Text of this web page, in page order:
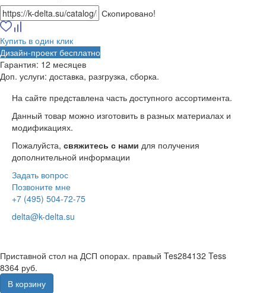
Скопировано!
Купить в один клик
Дизайн-проект бесплатно
Гарантия: 12 месяцев
Доп. услуги: доставка, разгрузка, сборка.
На сайте представлена часть доступного ассортимента.
Данный товар можно изготовить в разных материалах и
модификациях.
Пожалуйста, свяжитесь с нами для получения
дополнительной информации
Задать вопрос
Позвоните мне
+7 (495) 504-72-75
delta@k-delta.su
Приставной стол на ДСП опорах. правый Tes284132 Tess
8364 руб.
В корзину